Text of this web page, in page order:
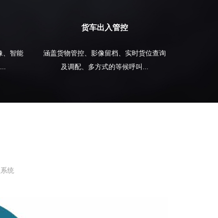
、智能
货车出入管控
涵盖货物管控、影像留档、实时货位查询
及调配、多方式的等候呼叫...
统